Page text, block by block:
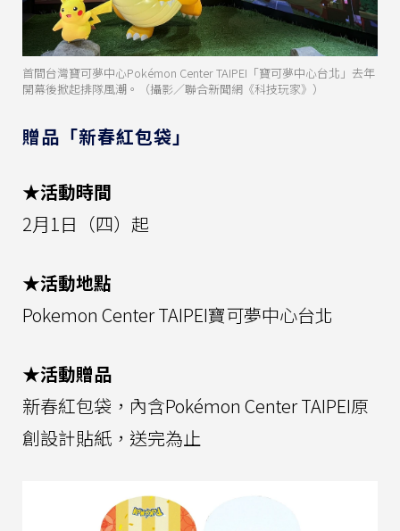
首間台灣寶可夢中心Pokémon Center TAIPEI「寶可夢中心台北」去年
開幕後掀起排隊風潮。（攝影／聯合新聞網《科技玩家》）
贈品「新春紅包袋」
★活動時間
2月1日（四）起
★活動地點
Pokemon Center TAIPEI寶可夢中心台北
★活動贈品
新春紅包袋，內含Pokémon Center TAIPEI原
創設計貼紙，送完為止